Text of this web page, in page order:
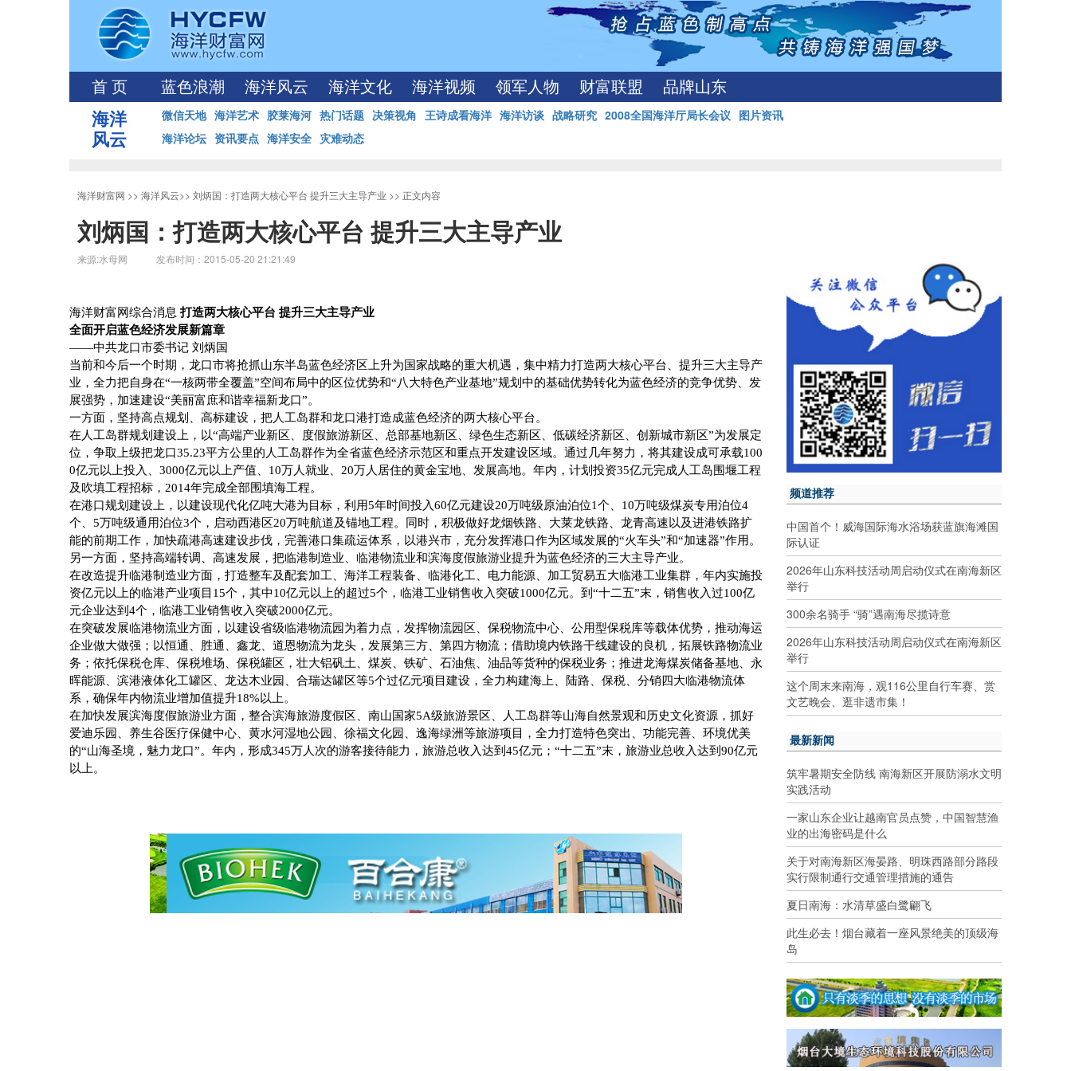
首 页 蓝色浪潮 海洋风云 海洋文化 海洋视频 领军人物 财富联盟 品牌山东
海洋
风云
微信天地 海洋艺术 胶莱海河 热门话题 决策视角 王诗成看海洋 海洋访谈 战略研究 2008全国海洋厅局长会议 图片资讯
海洋论坛 资讯要点 海洋安全 灾难动态
海洋财富网 >> 海洋风云>> 刘炳国：打造两大核心平台 提升三大主导产业 >> 正文内容
刘炳国：打造两大核心平台 提升三大主导产业
来源:水母网 发布时间：2015-05-20 21:21:49
海洋财富网综合消息 打造两大核心平台 提升三大主导产业
全面开启蓝色经济发展新篇章
——中共龙口市委书记 刘炳国
当前和今后一个时期，龙口市将抢抓山东半岛蓝色经济区上升为国家战略的重大机遇 ，集中精力打造两大核心平台、提升三大主导产
业，全力把自身在“一核两带全覆盖”空间布局中的区位优势和“八大特色产业基地”规划中的基础优势转化为蓝色经济的竞争优势、发
展强势，加速建设“美丽富庶和谐幸福新龙口”。
一方面，坚持高点规划、高标建设，把人工岛群和龙口港打造成蓝色经济的两大核心平台。
在人工岛群规划建设上，以“高端产业新区、度假旅游新区、总部基地新区、绿色生态新区、低碳经济新区、创新城市新区”为发展定
位，争取上级把龙口35.23平方公里的人工岛群作为全省蓝色经济示范区和重点开发建设区域。通过几年努力，将其建设成可承载100
0亿元以上投入、 3000亿元以上产值、 10万人就业、 20万人居住的黄金宝地、发展高地。年内，计划投资35亿元完成人工岛围堰工程
及吹填工程招标， 2014年完成全部围填海工程。
在港口规划建设上，以建设现代化亿吨大港为目标，利用5年时间投入60亿元建设20万吨级原油泊位1个、 10万吨级煤炭专用泊位4
个、 5万吨级通用泊位3个，启动西港区20万吨航道及锚地工程。同时，积极做好龙烟铁路、大莱龙铁路、龙青高速以及进港铁路扩
能的前期工作，加快疏港高速建设步伐，完善港口集疏运体系，以港兴市，充分发挥港口作为区域发展的“火车头”和“加速器”作用。
另一方面，坚持高端转调、高速发展，把临港制造业、临港物流业和滨海度假旅游业提升为蓝色经济的三大主导产业。
在改造提升临港制造业方面，打造整车及配套加工、海洋工程装备、临港化工、电力能源、加工贸易五大临港工业集群，年内实施投
资亿元以上的临港产业项目 15个，其中10亿元以上的超过5个，临港工业销售收入突破1000亿元。到“十二五”末，销售收入过100亿
元企业达到 4个，临港工业销售收入突破2000亿元。
在突破发展临港物流业方面，以建设省级临港物流园为着力点，发挥物流园区、保税物流中心、公用型保税库等载体优势，推动海运
企业做大做强；以恒通、胜通、鑫龙、道恩物流为龙头，发展第三方、第四方物流；借助境内铁路干线建设的良机，拓展铁路物流业
务；依托保税仓库、保税堆场、保税罐区，壮大铝矾土、煤炭、铁矿、石油焦、油品等货种的保税业务；推进龙海煤炭储备基地、永
晖能源、滨港液体化工罐区、龙达木业园、合瑞达罐区等5个过亿元项目建设，全力构建海上、陆路、保税、分销四大临港物流体
系，确保年内物流业增加值提升18%以上。
在加快发展滨海度假旅游业方面，整合滨海旅游度假区、南山国家5A级旅游景区、人工岛群等山海自然景观和历史文化资源，抓好
爱迪乐园、养生谷医疗保健中心、黄水河湿地公园、徐福文化园、逸海绿洲等旅游项目，全力打造特色突出、功能完善、环境优美
的“山海圣境，魅力龙口”。年内，形成345万人次的游客接待能力，旅游总收入达到 45亿元；“十二五”末，旅游业总收入达到 90亿元
以上。
频道推荐
中国首个！威海国际海水浴场获蓝旗海滩国
际认证
2026年山东科技活动周启动仪式在南海新区
举行
300余名骑手 “骑”遇南海尽揽诗意
2026年山东科技活动周启动仪式在南海新区
举行
这个周末来南海，观116公里自行车赛、赏
文艺晚会、逛非遗市集！
最新新闻
筑牢暑期安全防线 南海新区开展防溺水文明
实践活动
一家山东企业让越南官员点赞，中国智慧渔
业的出海密码是什么
关于对南海新区海晏路、明珠西路部分路段
实行限制通行交通管理措施的通告
夏日南海：水清草盛白鹭翩飞
此生必去！烟台藏着一座风景绝美的顶级海
岛